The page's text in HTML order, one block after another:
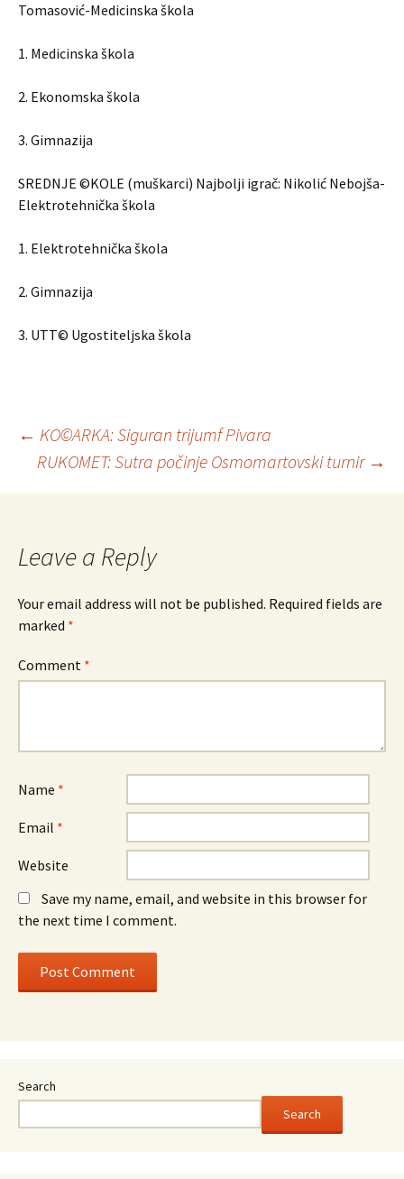
Tomasović-Medicinska škola
1. Medicinska škola
2. Ekonomska škola
3. Gimnazija
SREDNJE ©KOLE (muškarci) Najbolji igrač: Nikolić Nebojša-
Elektrotehnička škola
1. Elektrotehnička škola
2. Gimnazija
3. UTT© Ugostiteljska škola
Post
navigation
← KO©ARKA: Siguran trijumf Pivara
RUKOMET: Sutra počinje Osmomartovski turnir →
Leave a Reply
Your email address will not be published. Required fields are
marked *
Comment *
Name *
Email *
Website
Save my name, email, and website in this browser for
the next time I comment.
Search
Search